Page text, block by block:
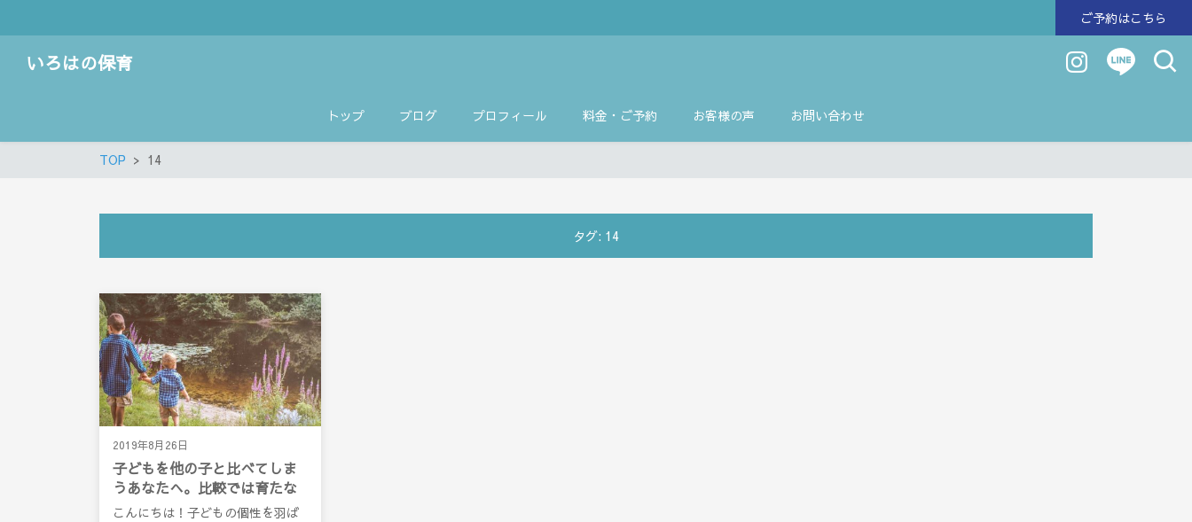
ご予約はこちら
いろはの保育
トップ ブログ プロフィール 料金・ご予約 お客様の声 お問い合わせ
TOP 14
タグ: 14
2019年8月26日
子どもを他の子と比べてしま
うあなたへ。比較では育たな
い本当の理由
こんにちは！子どもの個性を羽ば